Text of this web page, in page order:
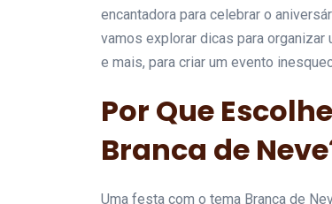
encantadora para celebrar o
vamos explorar dicas para
e mais, para criar um evento
Por Que
Branca de
Uma festa com o tema Branca de